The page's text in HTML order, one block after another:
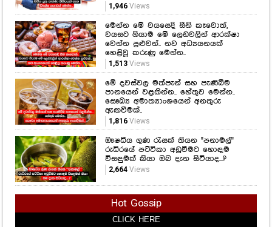
1,946Views
මෙන්න මේ වයසෙදි සීනි කෑවොත්,
වයසට ගියාම මේ ලෙඩවලින් ආරක්ෂා
වෙන්න පුළුවන්.. නව අධ්‍යයනයක්
හෙළිවූ කරුණු මෙන්න..
1,513Views
මේ දවස්වල මත්පැන් සහ පැණිබීම
පානයෙන් වළකින්න.. හේතුව මෙන්න..
සෞඛ්‍ය අමාත්‍යාංශයෙන් අනතුරු
ඇඟවීමක්..
1,816Views
ඖෂධීය ගුණ රැසක් තියන "පනාමල්"
රුධිරයේ පට්ටිකා අඩුවීමට හොඳම
විසඳුමක් කියා ඔබ දැන සිටියාද...?
2,664Views
Hot Gossip
CLICK HERE